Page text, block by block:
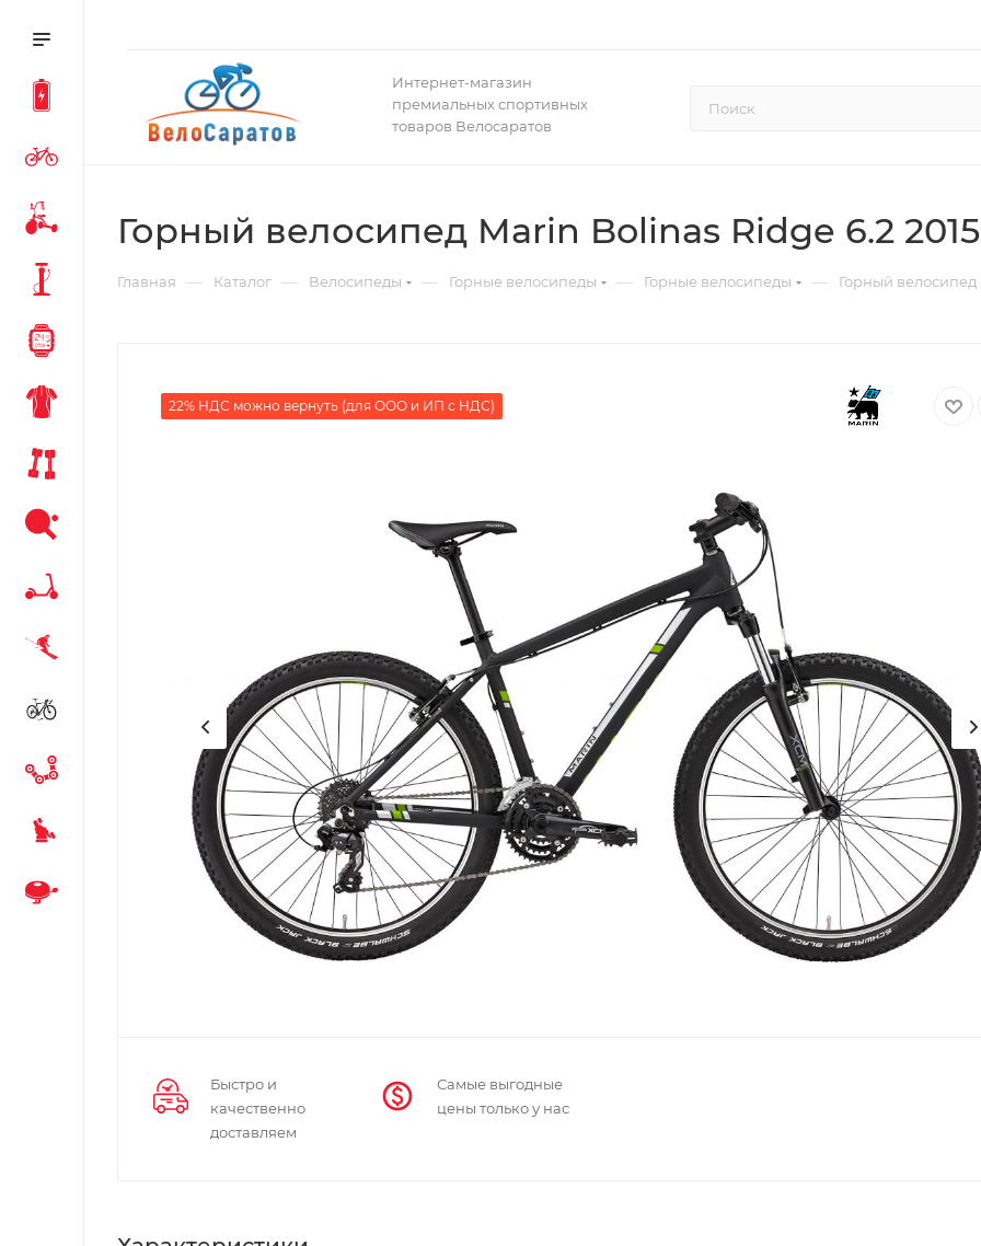
Интернет-магазин
премиальных спортивных
товаров Велосаратов
Горный велосипед Marin Bolinas Ridge 6.2 2015
Главная — Каталог — Велосипеды — Горные велосипеды — Горные велосипеды — Горный велосипед
22% НДС можно вернуть (для ООО и ИП с НДС)
Быстро и
качественно
доставляем
Самые выгодные
цены только у нас